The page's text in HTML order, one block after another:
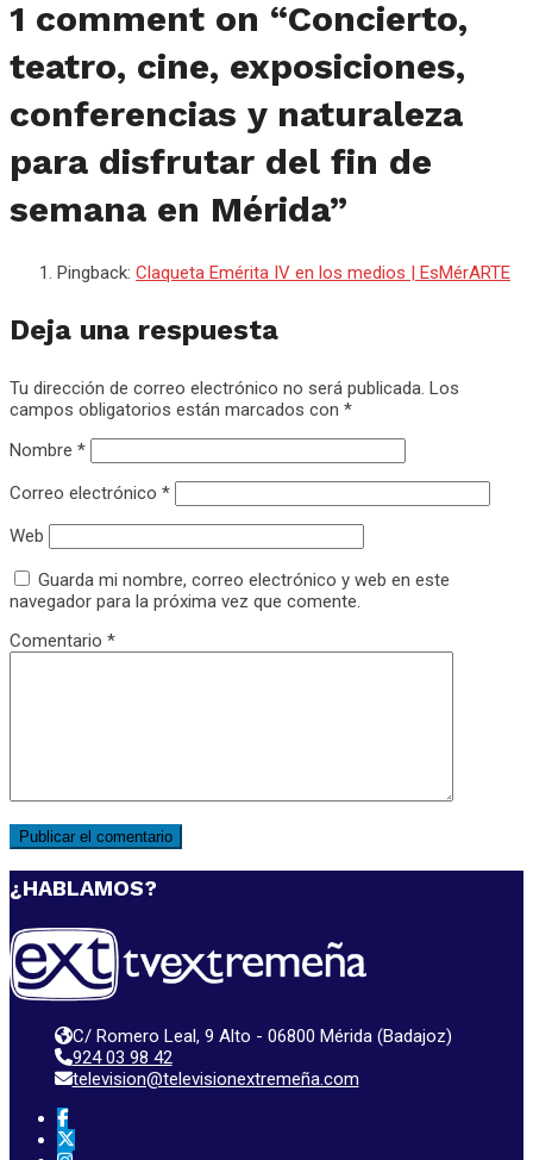
1 comment on “Concierto,
teatro, cine, exposiciones,
conferencias y naturaleza
para disfrutar del fin de
semana en Mérida”
Pingback: Claqueta Emérita IV en los medios | EsMérARTE
Deja una respuesta
Tu dirección de correo electrónico no será publicada. Los
campos obligatorios están marcados con *
Nombre *
Correo electrónico *
Web
Guarda mi nombre, correo electrónico y web en este
navegador para la próxima vez que comente.
Comentario *
¿HABLAMOS?
C/ Romero Leal, 9 Alto - 06800 Mérida (Badajoz)
924 03 98 42
television@televisionextremeña.com